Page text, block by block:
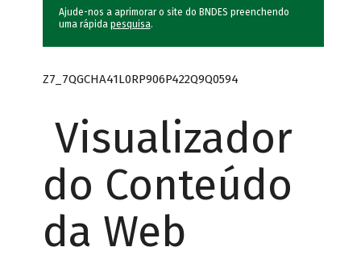
Ajude-nos a aprimorar o site do BNDES preenchendo
uma rápida pesquisa.
Z7_7QGCHA41L0RP906P422Q9Q0594
Visualizador
do Conteúdo
da Web